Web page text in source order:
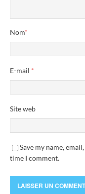
Nom*
E-mail *
Site web
Save my name,
time I comment.